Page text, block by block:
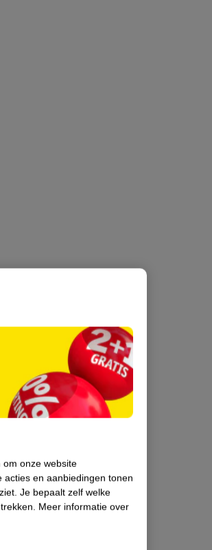
onze website
en aanbiedingen tonen
Je bepaalt zelf welke
Meer informatie over